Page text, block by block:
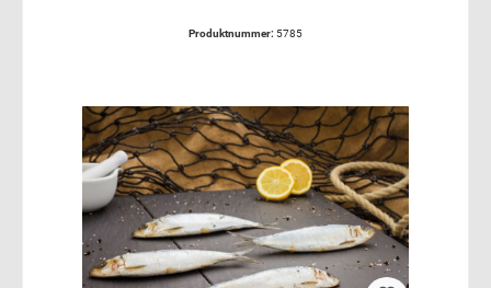
Produktnummer: 5785